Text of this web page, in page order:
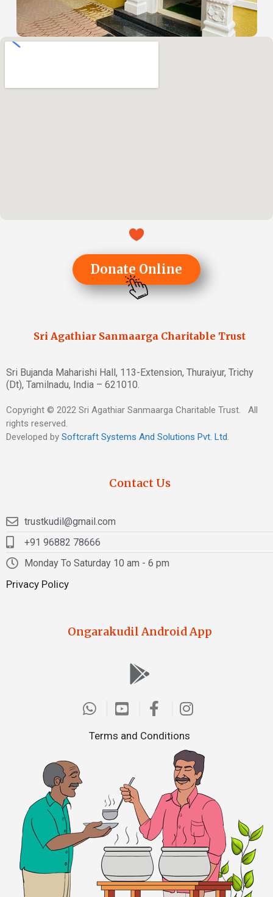
Donate Online
Sri Agathiar Sanmaarga Charitable Trust
Sri Bujanda Maharishi Hall, 113-Extension, Thuraiyur, Trichy
(Dt), Tamilnadu, India – 621010.
Copyright © 2022 Sri Agathiar Sanmaarga Charitable Trust. All
rights reserved.
Developed by Softcraft Systems And Solutions Pvt. Ltd.
Contact Us
trustkudil@gmail.com
+91 96882 78666
Monday To Saturday 10 am - 6 pm
Privacy Policy
Ongarakudil Android App
Terms and Conditions